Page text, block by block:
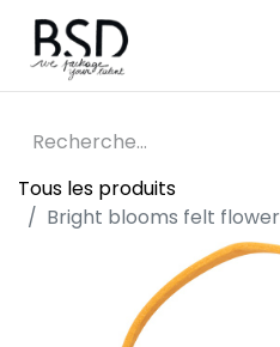
Tous les produits
Bright blooms felt